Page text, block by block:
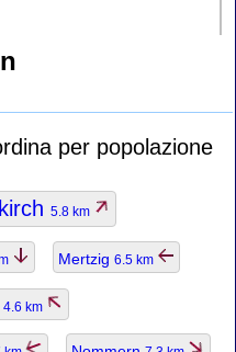
per popolazione
5.8 km
Mertzig 6.5 km
4.6 km